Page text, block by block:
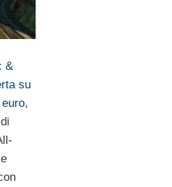
&
su
,